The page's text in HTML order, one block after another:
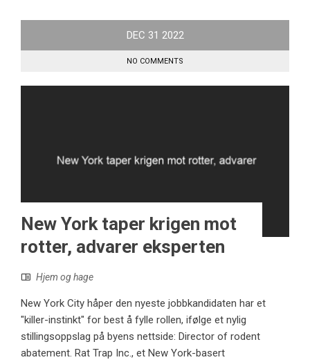
DEC 31 2022
NO COMMENTS
New York taper krigen mot
rotter, advarer eksperten
Hjem og hage
New York City håper den nyeste jobbkandidaten har et
"killer-instinkt" for best å fylle rollen, ifølge et nylig
stillingsoppslag på byens nettside: Director of rodent
abatement. Rat Trap Inc., et New York-basert